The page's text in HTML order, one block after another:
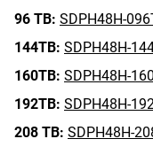
96 TB: SDPH48H-
144TB: SDPH48H-
160TB: SDPH48H-
192TB: SDPH48H-
208 TB: SDPH48H-